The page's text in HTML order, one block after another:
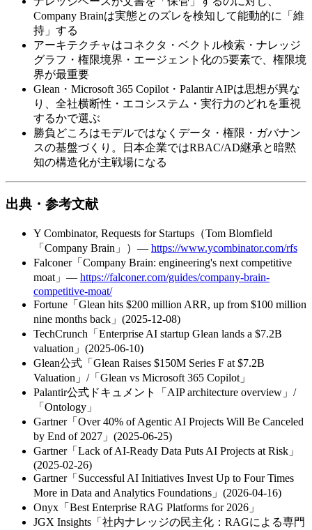
Company Brainは​実態との​ズレを​検知して​能動的に​「維
持」する
アーキテクチャは​コネクタ・ベクトル検索・ナレッジ
グラフ・権限境界・エージェント化の​5要素で、​権限境
界が​最重要
Glean・Microsoft 365 Copilot・Palantir AIPは​思想が​異な
り、​全社​横断性・エコシステム・実行力の​どれを​重視
するかで​選ぶ
勝負どころは​モデルではなく​データ・権限・ガバナン
スの​基盤づくり。​日本企業では​RBAC/AD継承と​暗黙
知の​構造化が​主戦場に​なる
出典・参考文献
Y Combinator, Requests for Startups​（Tom Blomfield​
「Company Brain」）​— https://www.ycombinator.com/rfs
Falconer​「Company Brain: engineering's next competitive
moat」​— https://falconer.com/guides/company-brain-
competitive-moat/
Fortune​「Glean hits $200 million ARR, up from $100 million
nine months back」​(2025-12-08)
TechCrunch​「Enterprise AI startup Glean lands a $7.2B
valuation」​(2025-06-10)
Glean公式​「Glean Raises $150M Series F at $7.2B
Valuation」​/​「Glean vs Microsoft 365 Copilot」
Palantir公式ドキュメント​「AIP architecture overview」​/​
「Ontology」
Gartner​「Over 40% of Agentic AI Projects Will Be Canceled
by End of 2027」​(2025-06-25)
Gartner​「Lack of AI-Ready Data Puts AI Projects at Risk」​
(2025-02-26)
Gartner​「Successful AI Initiatives Invest Up to Four Times
More in Data and Analytics Foundations」​(2026-04-16)
Onyx​「Best Enterprise RAG Platforms for 2026」
JGX Insights​「社内ナレッジの​民主化：RAGに​よる​専門